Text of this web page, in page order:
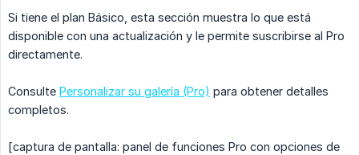
Si tiene el plan Básico, esta sección muestra lo que está
disponible con una actualización y le permite suscribirse al Pro
directamente.
Consulte Personalizar su galería (Pro) para obtener detalles
completos.
[captura de pantalla: panel de funciones Pro con opciones de